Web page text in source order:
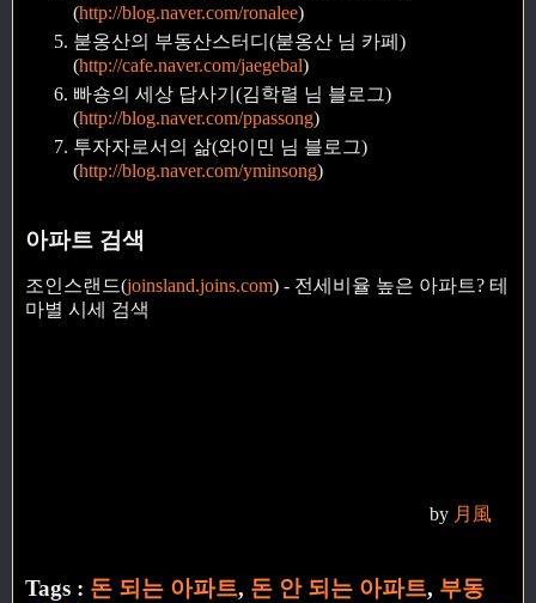
(http://blog.naver.com/ronalee)
붇옹산의 부동산스터디(붇옹산 님 카페)
(http://cafe.naver.com/jaegebal)
빠숑의 세상 답사기(김학렬 님 블로그)
(http://blog.naver.com/ppassong)
투자자로서의 삶(와이민 님 블로그)
(http://blog.naver.com/yminsong)
아파트 검색
조인스랜드(joinsland.joins.com) - 전세비율 높은 아파트? 테
마별 시세 검색
by 月風
Tags : 돈 되는 아파트, 돈 안 되는 아파트, 부동